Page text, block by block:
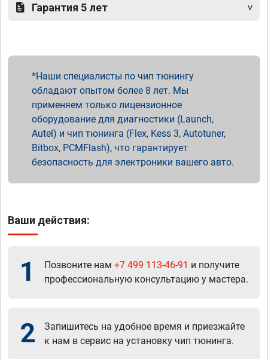
Гарантия 5 лет
Наши специалисты по чип тюнингу
обладают опытом более 8 лет. Мы
применяем только лицензионное
оборудование для диагностики (Launch,
Autel) и чип тюнинга (Flex, Kess 3, Autotuner,
Bitbox, PCMFlash), что гарантирует
безопасность для электроники вашего авто.
Ваши действия:
1 Позвоните нам +7 499 113-46-91 и получите
профессиональную консультацию у мастера.
2
Запишитесь на удобное время и приезжайте
к нам в сервис на установку чип тюнинга.